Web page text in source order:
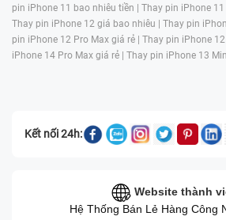
pin iPhone 11 bao nhiêu tiền | Thay pin iPhone
Thay pin iPhone 12 giá bao nhiêu | Thay pin
pin iPhone 12 Pro Max giá rẻ | Thay pin iPhone
iPhone 14 Pro Max giá rẻ | Thay pin iPhone 13
Kết nối 24h:
Website thành
Hệ Thống Bán Lẻ Hàng Công